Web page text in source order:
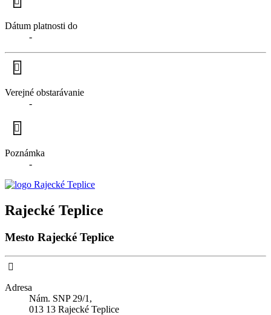
Dátum platnosti do
-
Verejné obstarávanie
-
Poznámka
-
Rajecké Teplice
Mesto Rajecké Teplice
Adresa
Nám. SNP 29/1,
013 13 Rajecké Teplice